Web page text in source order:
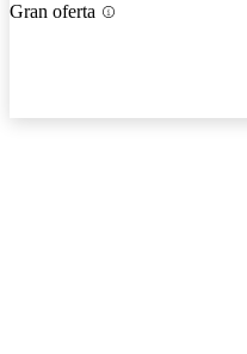
Gran oferta